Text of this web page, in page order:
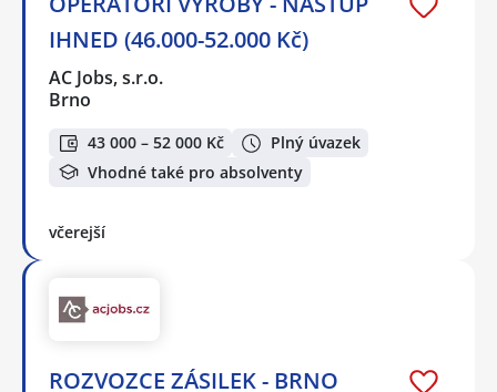
IHNED (46.000-52.000 Kč)
AC Jobs, s.r.o.
Brno
43 000 – 52 000 Kč
Plný úvazek
Vhodné také pro absolventy
včerejší
ROZVOZCE ZÁSILEK - BRNO